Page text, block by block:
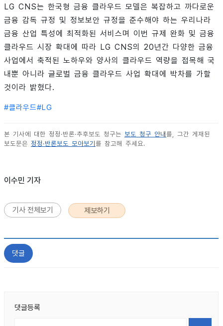
LG CNS는 한국형 금융 클라우드 모델은 복잡하고 까다로운
금융 감독 규정 및 정보보안 규정을 준수해야 하는 우리나라
금융 산업 특성에 최적화된 서비스며 이번 규제 완화 및 금융
클라우드 시장 확대에 따라 LG CNS의 20년간 다양한 금융
사업에서 축적된 노하우와 양사의 클라우드 역량을 접목해 국
내뿐 아니라 글로벌 금융 클라우드 사업 확대에 박차를 가할
것이라 밝혔다.
#클라우드#LG
본 기사에 대한 정정·반론·추후보도 청구는 보도 청구 안내 를, 그간 게재된
보도문은 정정·반론보도 모아보기 를 참고해 주세요.
이수민 기자
기사 전체보기 제보하기
댓글
댓글등록